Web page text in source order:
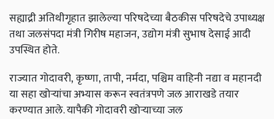
सह्याद्री अतिथीगृहात झालेल्या परिषदेच्या बैठकीस परिषदेचे उपाध्यक्ष
तथा जलसंपदा मंत्री गिरीष महाजन, उद्योग मंत्री सुभाष देसाई आदी
उपस्थित होते.
राज्यात गोदावरी, कृष्णा, तापी, नर्मदा, पश्चिम वाहिनी नद्या व महानदी
या सहा खोऱ्यांचा अभ्यास करून स्वतंत्रपणे जल आराखडे तयार
करण्यात आले. यापैकी गोदावरी खोऱ्याच्या जल